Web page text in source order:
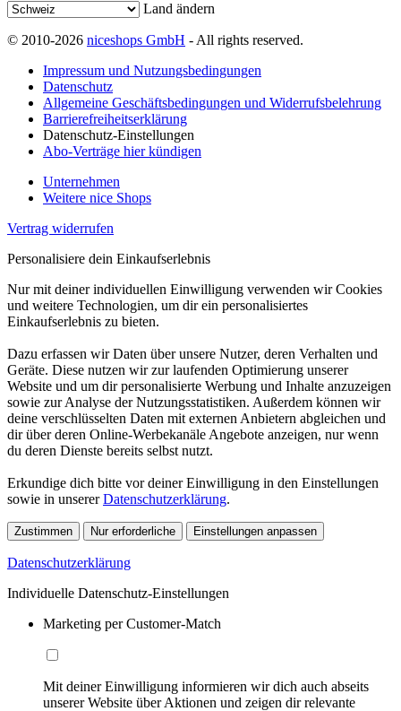
Land ändern
© 2010-2026 niceshops GmbH - All rights reserved.
Impressum und Nutzungsbedingungen
Datenschutz
Allgemeine Geschäftsbedingungen und Widerrufsbelehrung
Barrierefreiheitserklärung
Datenschutz-Einstellungen
Abo-Verträge hier kündigen
Unternehmen
Weitere nice Shops
Vertrag widerrufen
Personalisiere dein Einkaufserlebnis
Nur mit deiner individuellen Einwilligung verwenden wir Cookies
und weitere Technologien, um dir ein personalisiertes
Einkaufserlebnis zu bieten.
Dazu erfassen wir Daten über unsere Nutzer, deren Verhalten und
Geräte. Diese nutzen wir zur laufenden Optimierung unserer
Website und um dir personalisierte Werbung und Inhalte anzuzeigen
sowie zur Analyse der Nutzungsstatistiken. Außerdem können wir
deine verschlüsselten Daten mit externen Anbietern abgleichen und
dir über deren Online-Werbekanäle Angebote anzeigen, nur wenn
du deren Dienste bereits selbst nutzt.
Erkundige dich bitte vor deiner Einwilligung in den Einstellungen
sowie in unsererDatenschutzerklärung.
Zustimmen Nur erforderliche Einstellungen anpassen
Datenschutzerklärung
Individuelle Datenschutz-Einstellungen
Marketing per Customer-Match
Mit deiner Einwilligung informieren wir dich auch abseits
unserer Website über Aktionen und zeigen dir relevante